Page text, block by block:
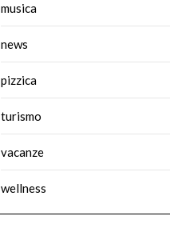
musica
news
pizzica
turismo
vacanze
wellness